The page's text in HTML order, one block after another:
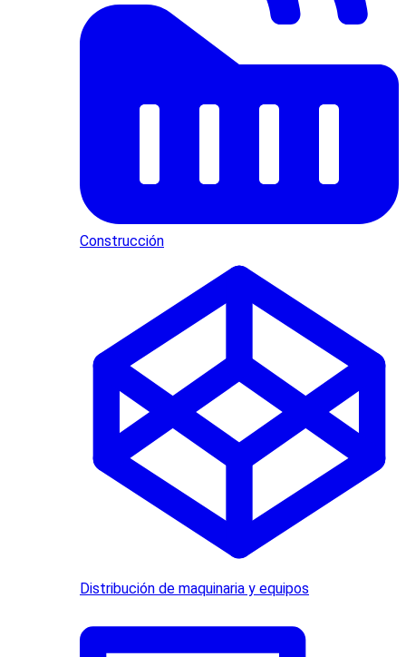
Construcción
Distribución de maquinaria y equipos